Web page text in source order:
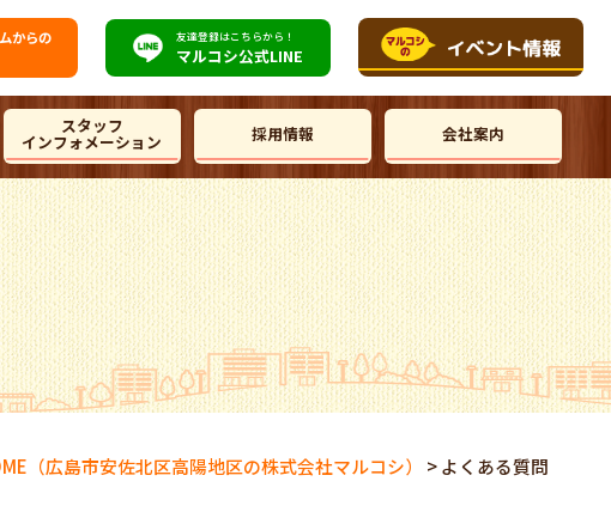
からの
友達登録はこちらから！
マルコシ公式LINE
スタッフ
インフォメーション 採用情報 会社案内
（広島市安佐北区高陽地区の株式会社マルコシ） >よくある質問